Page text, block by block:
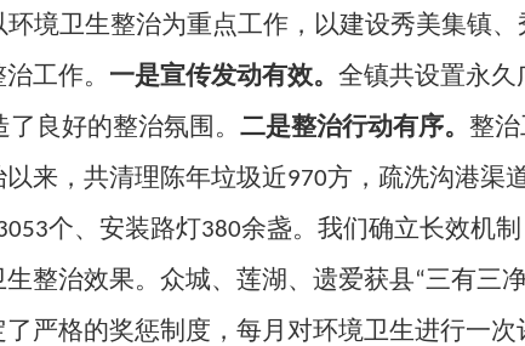
境卫生整治为重点工作，以建设秀美集镇
工作。 一是宣传发动有效。 全镇共设置永久
良好的整治氛围。 二是整治行动有序。 整
来，共清理陈年垃圾近970方，疏洗沟港渠
个、安装路灯 380余盏。我们确立长效机
整治效果。众城、莲湖、遗爱获县“三有三净
严格的奖惩制度，每月对环境卫生进行一